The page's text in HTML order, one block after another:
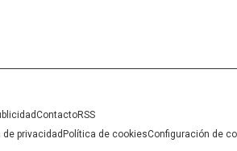
ContactoRSS
de privacidad Política de cookiesConfiguración de